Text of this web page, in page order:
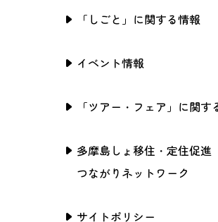
「しごと」に関する情報
イベント情報
「ツアー・フェア」に関す
多摩島しょ移住・定住促進
つながりネットワーク
サイトポリシー